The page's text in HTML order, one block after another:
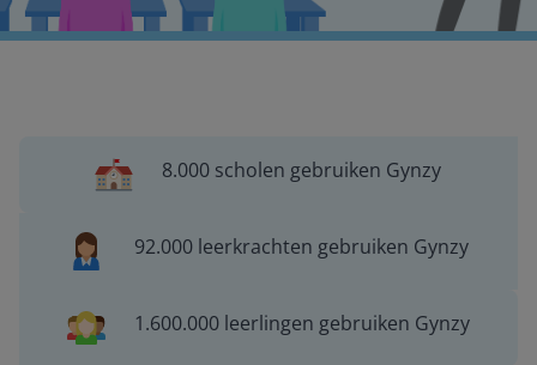
8.000 scholen gebruiken Gynzy
92.000 leerkrachten gebruiken Gynzy
1.600.000 leerlingen gebruiken Gynzy